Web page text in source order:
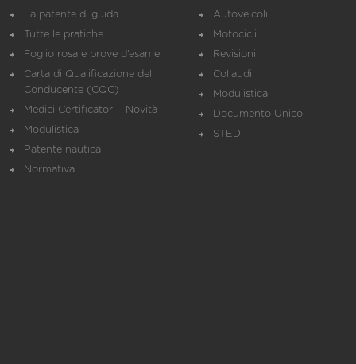
La patente di guida
Tutte le pratiche
Foglio rosa e prove d’esame
Carta di Qualificazione del
Conducente (CQC)
Medici Certificatori - Novità
Modulistica
Patente nautica
Normativa
Autoveicoli
Motocicli
Revisioni
Collaudi
Modulistica
Documento Unico
STED